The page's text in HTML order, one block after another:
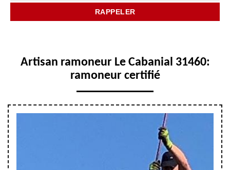
Artisan ramoneur Le Cabanial 31460:
ramoneur certifié